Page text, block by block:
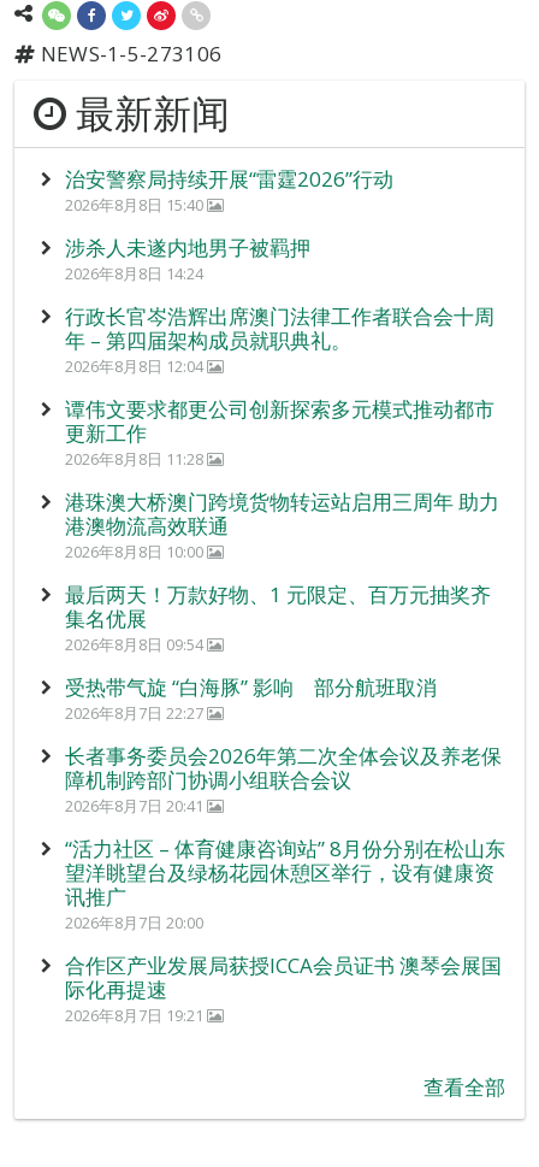
NEWS-1-5-273106
最新新闻
治安警察局持续开展“雷霆2026”行动
2026年8月8日 15:40
涉杀人未遂内地男子被羁押
2026年8月8日 14:24
行政长官岑浩辉出席澳门法律工作者联合会十周
年 – 第四届架构成员就职典礼。
2026年8月8日 12:04
谭伟文要求都更公司创新探索多元模式推动都市
更新工作
2026年8月8日 11:28
港珠澳大桥澳门跨境货物转运站启用三周年 助力
港澳物流高效联通
2026年8月8日 10:00
最后两天！万款好物、1 元限定、百万元抽奖齐
集名优展
2026年8月8日 09:54
受热带气旋 “白海豚” 影响 部分航班取消
2026年8月7日 22:27
长者事务委员会2026年第二次全体会议及养老保
障机制跨部门协调小组联合会议
2026年8月7日 20:41
“活力社区 – 体育健康咨询站” 8月份分别在松山东
望洋眺望台及绿杨花园休憩区举行，设有健康资
讯推广
2026年8月7日 20:00
合作区产业发展局获授ICCA会员证书 澳琴会展国
际化再提速
2026年8月7日 19:21
查看全部